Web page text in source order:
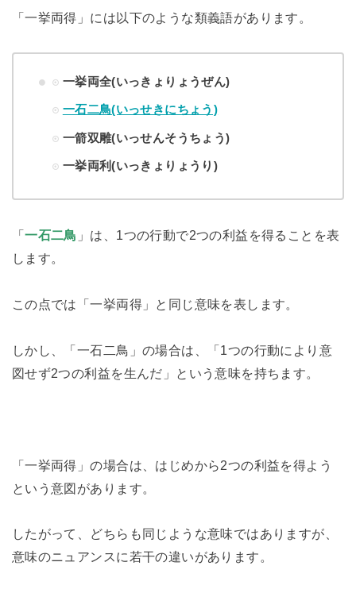
「一挙両得」には以下のような類義語があります。
一挙両全(いっきょりょうぜん)
一石二鳥(いっせきにちょう)
一箭双雕(いっせんそうちょう)
一挙両利(いっきょりょうり)
「一石二鳥 」は、1つの行動で2つの利益を得ることを表
します。
この点では「一挙両得」と同じ意味を表します。
しかし、「一石二鳥」の場合は、「1つの行動により意
図せず2つの利益を生んだ」という意味を持ちます。
「一挙両得」の場合は、はじめから2つの利益を得よう
という意図があります。
したがって、どちらも同じような意味ではありますが、
意味のニュアンスに若干の違いがあります。